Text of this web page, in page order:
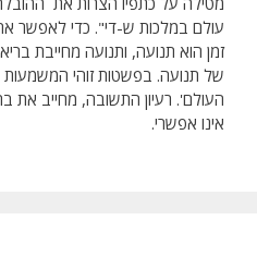
עולם במלכות ש-די". כדי לאפשר את
זמן הוא תנועה, ותנועה מחייבת
של תנועה. בפשטות זוהי
העולם'. רעיון התשובה, מחייב את
אינו אפשרי.